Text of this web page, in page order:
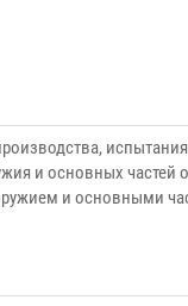
и основных частей
и основными